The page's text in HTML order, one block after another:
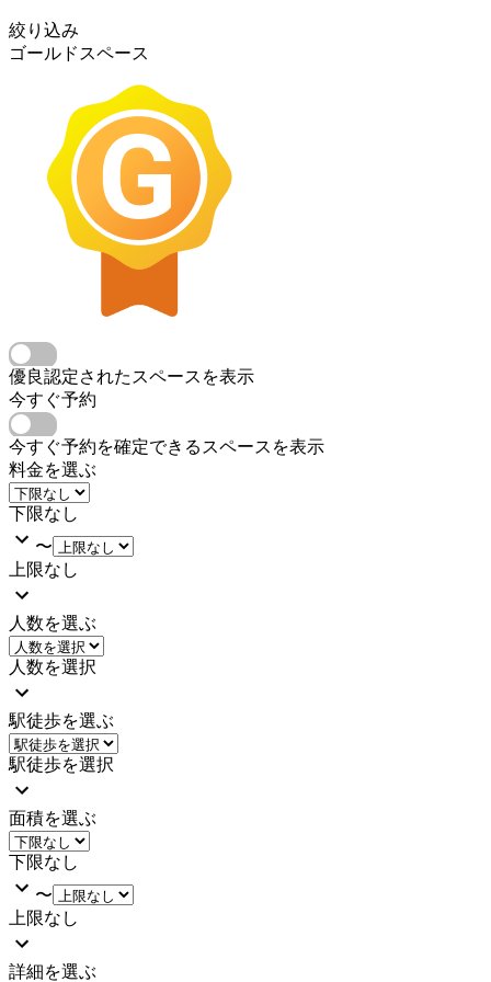
絞り込み
ゴールドスペース
優良認定されたスペースを表示
今すぐ予約
今すぐ予約を確定できるスペースを表示
料金を選ぶ
下限なし
〜
上限なし
人数を選ぶ
人数を選択
駅徒歩を選ぶ
駅徒歩を選択
面積を選ぶ
下限なし
〜
上限なし
詳細を選ぶ